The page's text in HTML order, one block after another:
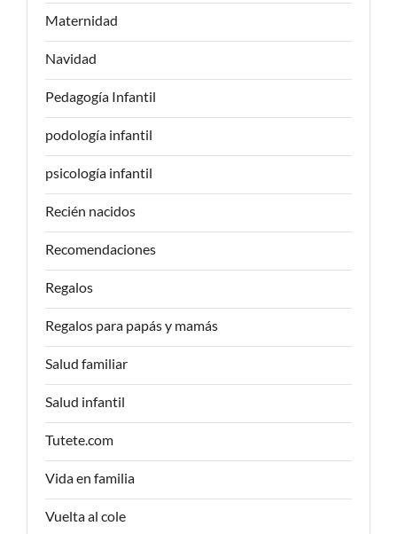
Maternidad
Navidad
Pedagogía Infantil
podología infantil
psicología infantil
Recién nacidos
Recomendaciones
Regalos
Regalos para papás y mamás
Salud familiar
Salud infantil
Tutete.com
Vida en familia
Vuelta al cole